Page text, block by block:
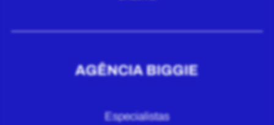
AGÊNCIA BIGGIE
Especialistas